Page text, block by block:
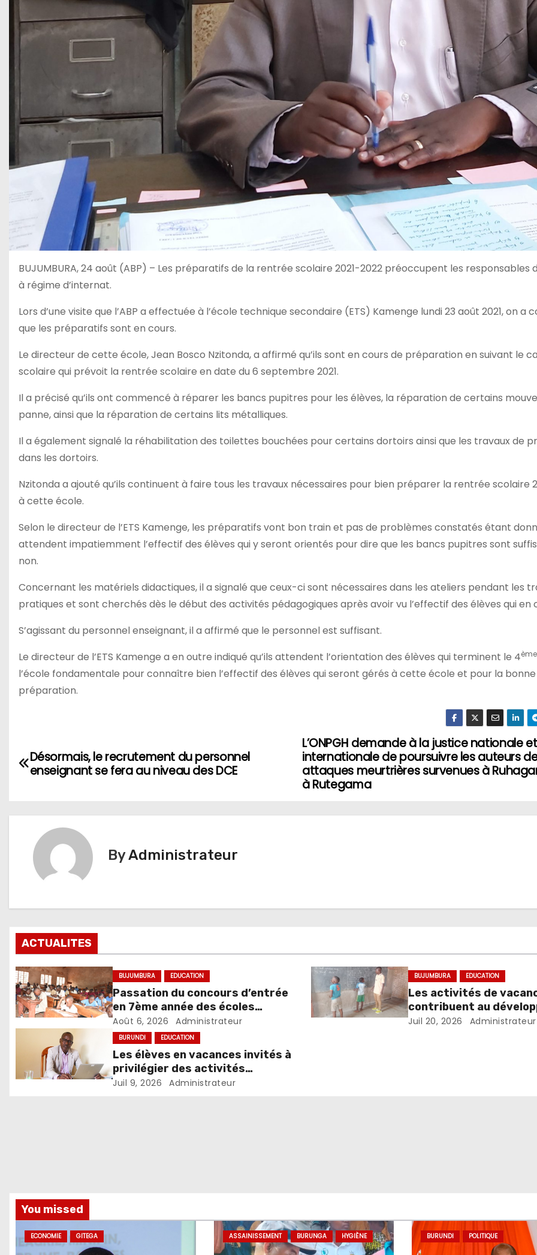
BUJUMBURA, 24 août (ABP) – Les préparatifs de la rentrée scolaire 2021-2022 préoccupent les responsables
à régime d’internat.
Lors d’une visite que l’ABP a effectuée à l’école technique secondaire (ETS) Kamenge lundi 23 août 2021, on a
que les préparatifs sont en cours.
Le directeur de cette école, Jean Bosco Nzitonda, a affirmé qu’ils sont en cours de préparation en suivant le
scolaire qui prévoit la rentrée scolaire en date du 6 septembre 2021.
Il a précisé qu’ils ont commencé à réparer les bancs pupitres pour les élèves, la réparation de certains
panne, ainsi que la réparation de certains lits métalliques.
Il a également signalé la réhabilitation des toilettes bouchées pour certains dortoirs ainsi que les travaux de
dans les dortoirs.
Nzitonda a ajouté qu’ils continuent à faire tous les travaux nécessaires pour bien préparer la rentrée scolaire
à cette école.
Selon le directeur de l’ETS Kamenge, les préparatifs vont bon train et pas de problèmes constatés étant
attendent impatiemment l’effectif des élèves qui y seront orientés pour dire que les bancs pupitres sont
non.
Concernant les matériels didactiques, il a signalé que ceux-ci sont nécessaires dans les ateliers pendant les
pratiques et sont cherchés dès le début des activités pédagogiques après avoir vu l’effectif des élèves qui en
S’agissant du personnel enseignant, il a affirmé que le personnel est suffisant.
Le directeur de l’ETS Kamenge a en outre indiqué qu’ils attendent l’orientation des élèves qui terminent le 4ème
l’école fondamentale pour connaître bien l’effectif des élèves qui seront gérés à cette école et pour la bonne
préparation.
Navigation
de
L’ONPGH demande à la justice nationale et
internationale de poursuivre les auteurs
attaques meurtrières survenues à
à Rutegama
Désormais, le recrutement du personnel
enseignant se fera au niveau des DCE
ByAdministrateur
ACTUALITES
BUJUMBURA EDUCATION
Passation du concours d’entrée
en 7ème année des écoles
d’excellence, édition 2026
Août 6, 2026 Administrateur
BUJUMBURA EDUCATION
Les activités de
contribuent au
des compétences chez
Juil 20, 2026 Administrateur
BURUNDI EDUCATION
Les élèves en vacances invités à
privilégier des activités
constructives
Juil 9, 2026 Administrateur
You missed
ECONOMIE GITEGA ASSAINISSEMENT BURUNGA HYGIÈNE BURUNDI POLITIQUE